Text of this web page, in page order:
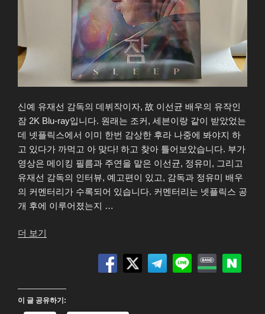
신예 유재선 감독의 데뷔작이자, 故 이선균 배우의 유작인
잠 2K Blu-ray입니다. 원래는 조커, 세븐이랑 같이 받았었는
데 넷플릭스에서 이미 한번 감상한 후라 나중에 봐야지 하
고 있다가 까먹고 아 맞다! 하고 찾아 틀어보았습니다. 부가
영상은 메이킹 필름과 주연을 맡은 이선균, 정유미, 그리고
유재선 감독의 인터뷰, 예고편이 있고, 감독과 정유미 배우
의 커멘터리가 수록되어 있습니다. 커멘터리는 넷플릭스 공
개 후에 이루어졌는지 …
더 보기
ray”
이 글 공유하기: